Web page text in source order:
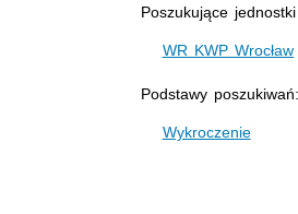
Poszukujące
WR KWP Wrocław
Podstawy poszukiwań:
Wykroczenie